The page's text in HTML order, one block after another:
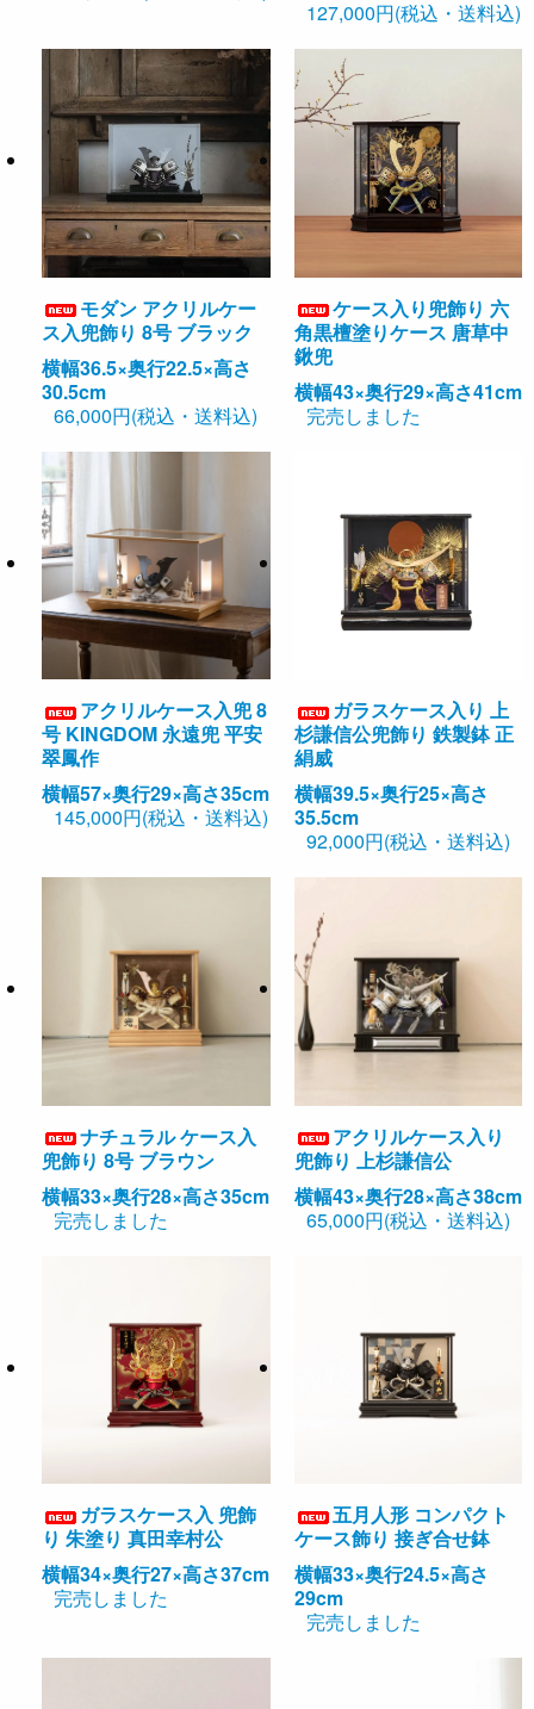
127,000円(税込・送料込)
モダン アクリルケー
ス入兜飾り 8号 ブラック
横幅36.5×奥行22.5×高さ
30.5cm
66,000円(税込・送料込)
ケース入り兜飾り 六
角黒檀塗りケース 唐草中
鍬兜
横幅43×奥行29×高さ41cm
完売しました
アクリルケース入兜 8
号 KINGDOM 永遠兜 平安
翠鳳作
横幅57×奥行29×高さ35cm
145,000円(税込・送料込)
ガラスケース入り 上
杉謙信公兜飾り 鉄製鉢 正
絹威
横幅39.5×奥行25×高さ
35.5cm
92,000円(税込・送料込)
ナチュラル ケース入
兜飾り 8号 ブラウン
横幅33×奥行28×高さ35cm
完売しました
アクリルケース入り
兜飾り 上杉謙信公
横幅43×奥行28×高さ38cm
65,000円(税込・送料込)
ガラスケース入 兜飾
り 朱塗り 真田幸村公
横幅34×奥行27×高さ37cm
完売しました
五月人形 コンパクト
ケース飾り 接ぎ合せ鉢
横幅33×奥行24.5×高さ
29cm
完売しました